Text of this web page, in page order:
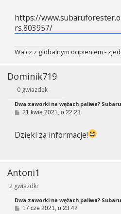
t
https://
rs.803957/
Walcz z globalnym ocipieniem -
Dominik719
0 gwiazdek
Dwa zaworki na wężach paliwa?
P
t
21 kwie 2021, o 22:23
Dzięki za informacje!
Antoni1
2 gwiazdki
Dwa zaworki na wężach paliwa?
P17 cze 2021, o 23:42